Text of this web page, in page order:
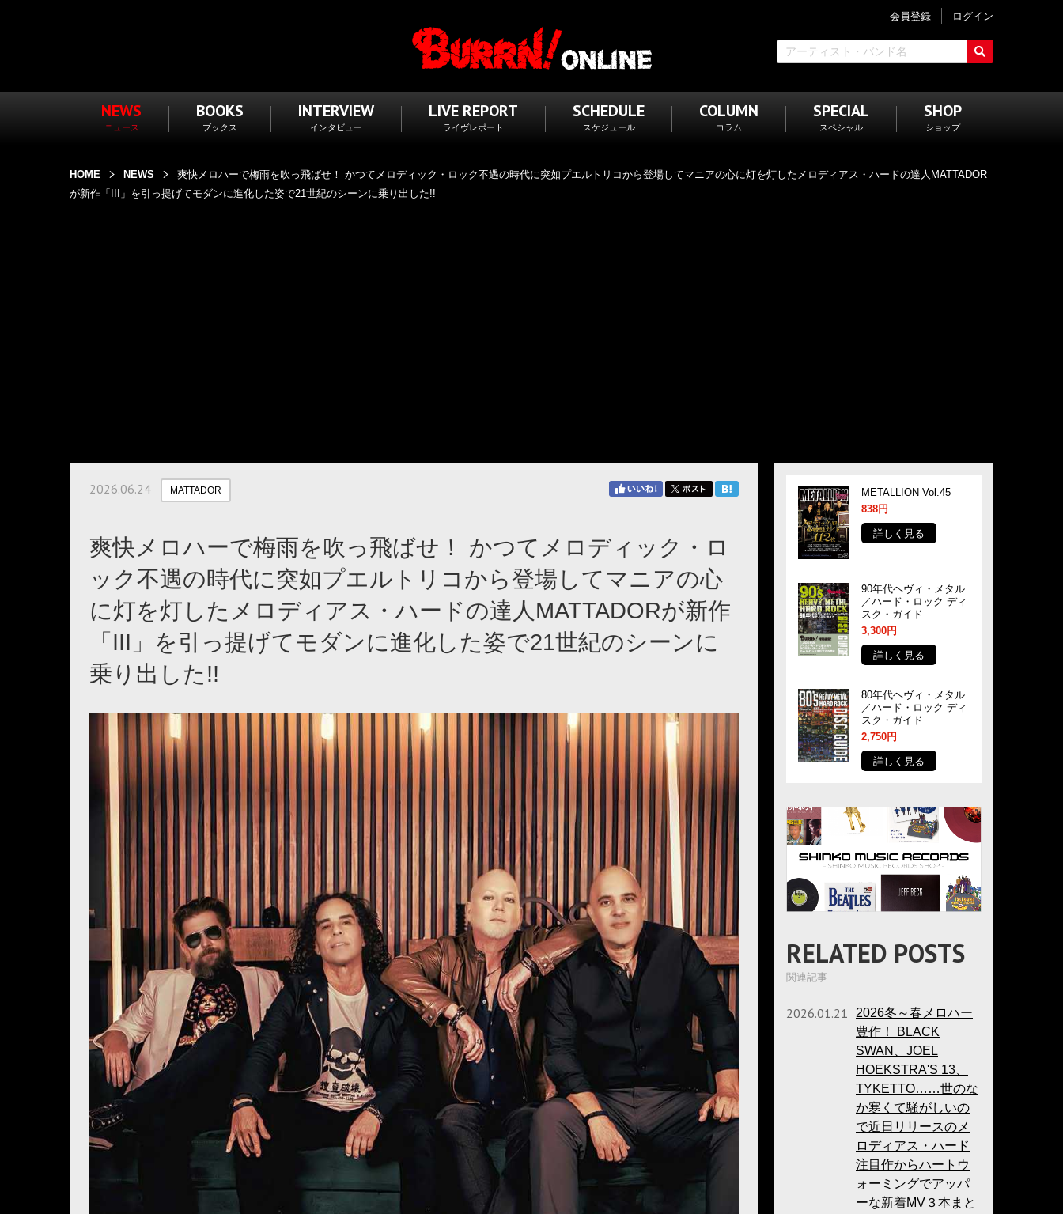
会員登録 ログイン
NEWS
ニュース
BOOKS
ブックス
INTERVIEW
インタビュー
LIVE REPORT
ライヴレポート
SCHEDULE
スケジュール
COLUMN
コラム
SPECIAL
スペシャル
SHOP
ショップ
HOME NEWS
爽快メロハーで梅雨を吹っ飛ばせ！ かつてメロディック・ロック不遇の時代に突如プエルトリコから登場してマニアの心に灯を灯したメロディアス・ハードの達人MATTADOR
が新作「III」を引っ提げてモダンに進化した姿で21世紀のシーンに乗り出した!!
2026.06.24 MATTADOR
爽快メロハーで梅雨を吹っ飛ばせ！ かつてメロディック・ロ
ック不遇の時代に突如プエルトリコから登場してマニアの心
に灯を灯したメロディアス・ハードの達人MATTADORが新作
「III」を引っ提げてモダンに進化した姿で21世紀のシーンに
乗り出した!!
METALLION Vol.45
838円
詳しく見る
90年代ヘヴィ・メタル
／ハード・ロック ディ
スク・ガイド
3,300円
詳しく見る
80年代ヘヴィ・メタル
／ハード・ロック ディ
スク・ガイド
2,750円
詳しく見る
RELATED POSTS
関連記事
2026.01.21
2026冬～春メロハー
豊作！ BLACK
SWAN、JOEL
HOEKSTRA'S 13、
TYKETTO……世のな
か寒くて騒がしいの
で近日リリースのメ
ロディアス・ハード
注目作からハートウ
ォーミングでアッパ
ーな新着MV３本まと